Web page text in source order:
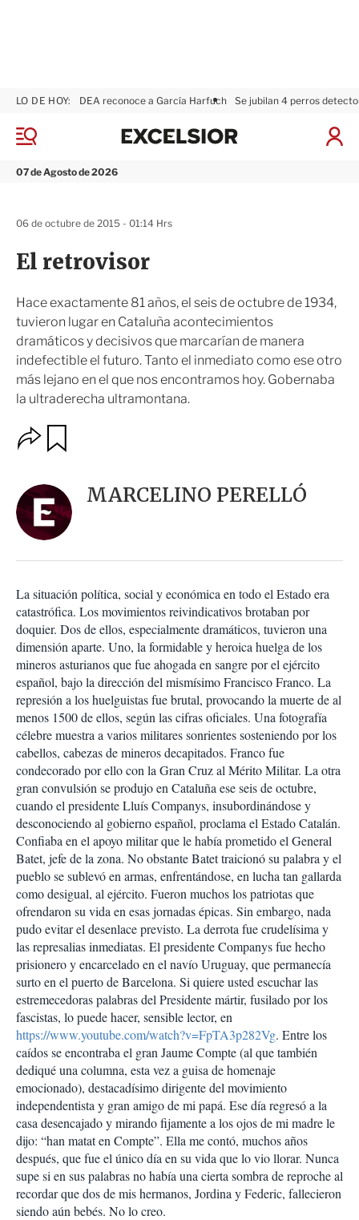
M
n
07 de Agosto de 2026
LO DE HOY: DEA reconoce a García Harfuch Se jubilan 4 perros
I
ó
x
El retrovisor
Hace exactamente 81 años, el seis de octubre de 1934,
tuvieron lugar en Cataluña acontecimientos
dramáticos y decisivos que marcarían de manera
indefectible el futuro. Tanto el inmediato como ese otro
más lejano en el que nos encontramos hoy. Gobernaba
la ultraderecha ultramontana.
06 de octubre de 2015 - 01:14 Hrs
O
p
n
e
s
o
m
p
a
r
t
i
r
a
r
MARCELINO PERELLÓ
La situación política, social y económica en todo el Estado era
catastrófica. Los movimientos reivindicativos brotaban por
doquier. Dos de ellos, especialmente dramáticos, tuvieron una
dimensión aparte. Uno, la formidable y heroica huelga de los
mineros asturianos que fue ahogada en sangre por el ejército
español, bajo la dirección del mismísimo Francisco Franco. La
represión a los huelguistas fue brutal, provocando la muerte de al
menos 1500 de ellos, según las cifras oficiales. Una fotografía
célebre muestra a varios militares sonrientes sosteniendo por los
cabellos, cabezas de mineros decapitados. Franco fue
condecorado por ello con la Gran Cruz al Mérito Militar. La otra
gran convulsión se produjo en Cataluña ese seis de octubre,
cuando el presidente Lluís Companys, insubordinándose y
desconociendo al gobierno español, proclama el Estado Catalán.
Confiaba en el apoyo militar que le había prometido el General
Batet, jefe de la zona. No obstante Batet traicionó su palabra y el
pueblo se sublevó en armas, enfrentándose, en lucha tan gallarda
como desigual, al ejército. Fueron muchos los patriotas que
ofrendaron su vida en esas jornadas épicas. Sin embargo, nada
pudo evitar el desenlace previsto. La derrota fue crudelísima y
las represalias inmediatas. El presidente Companys fue hecho
prisionero y encarcelado en el navío Uruguay, que permanecía
surto en el puerto de Barcelona. Si quiere usted escuchar las
estremecedoras palabras del Presidente mártir, fusilado por los
fascistas, lo puede hacer, sensible lector, en
https://www.youtube.com/watch?v=FpTA3p282Vg. Entre los
caídos se encontraba el gran Jaume Compte (al que también
dediqué una columna, esta vez a guisa de homenaje
emocionado), destacadísimo dirigente del movimiento
independentista y gran amigo de mi papá. Ese día regresó a la
casa desencajado y mirando fijamente a los ojos de mi madre le
dijo: “han matat en Compte”. Ella me contó, muchos años
después, que fue el único día en su vida que lo vio llorar. Nunca
supe si en sus palabras no había una cierta sombra de reproche al
recordar que dos de mis hermanos, Jordina y Federic, fallecieron
siendo aún bebés. No lo creo.